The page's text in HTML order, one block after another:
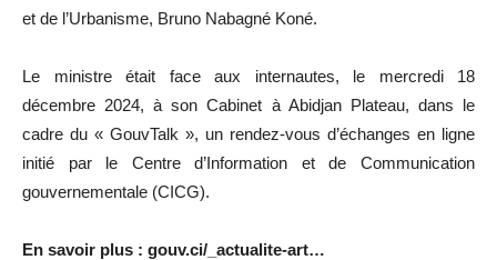
et de l’Urbanisme, Bruno Nabagné Koné.
Le ministre était face aux internautes, le mercredi 18
décembre 2024, à son Cabinet à Abidjan Plateau, dans le
cadre du « GouvTalk », un rendez-vous d’échanges en ligne
initié par le Centre d’Information et de Communication
gouvernementale (CICG).
En savoir plus : gouv.ci/_actualite-art…